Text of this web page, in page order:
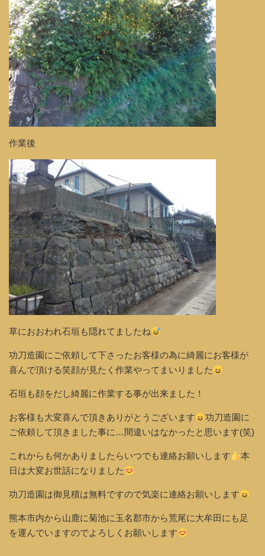
作業後
草におおわれ石垣も隠れてましたね
功刀造園にご依頼して下さったお客様の為に綺麗にお客様が
喜んで頂ける笑顔が見たく作業やってまいりました
石垣も顔をだし綺麗に作業する事が出来ました！
お客様も大変喜んで頂きありがとうございます
功刀造園に
ご依頼して頂きました事に…間違いはなかったと思います(笑)
これからも何かありましたらいつでも連絡お願いします
本
日は大変お世話になりました
功刀造園は御見積は無料ですので気楽に連絡お願いします
熊本市内から山鹿に菊池に玉名郡市から荒尾に大牟田にも足
を運んでいますのでよろしくお願いします